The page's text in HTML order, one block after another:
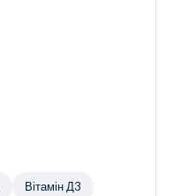
Вітамін Д3